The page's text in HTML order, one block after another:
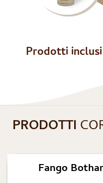
Prodotti
PRODOTTI
Fango